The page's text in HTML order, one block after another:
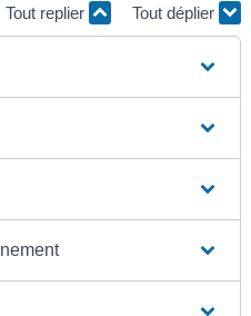
Tout replier Tout déplier